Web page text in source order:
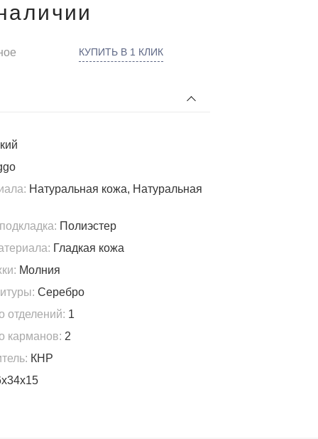
КУПИТЬ В 1 КЛИК
Натуральная кожа, Натуральная
Полиэстер
Гладкая кожа
Молния
Серебро
отделений: 1
карманов: 2
КНР